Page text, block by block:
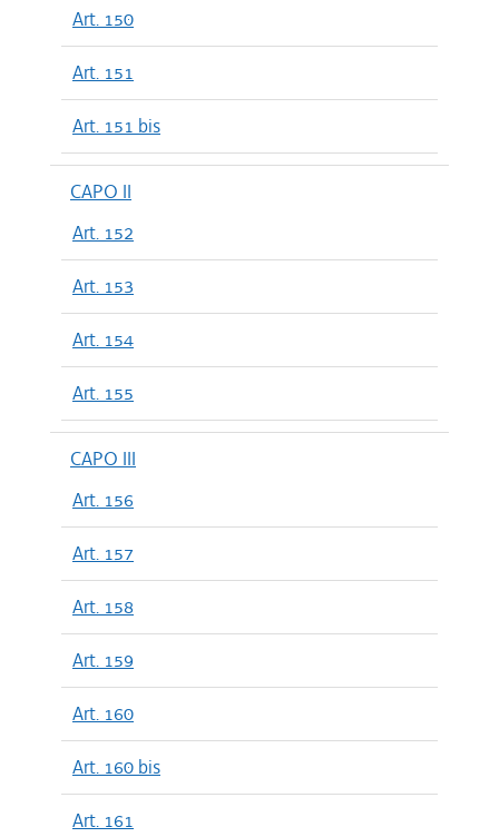
Art. 150
Art. 151
Art. 151 bis
CAPO II
Art. 152
Art. 153
Art. 154
Art. 155
CAPO III
Art. 156
Art. 157
Art. 158
Art. 159
Art. 160
Art. 160 bis
Art. 161